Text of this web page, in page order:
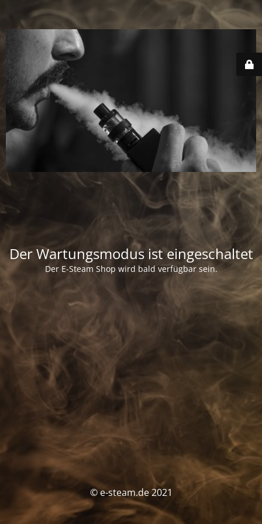
Der Wartungsmodus ist eingeschaltet
Der E-Steam Shop wird bald verfügbar sein.
© e-steam.de 2021